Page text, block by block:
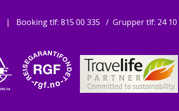
Booking tlf: 815 00 335 Grupper tlf: 24